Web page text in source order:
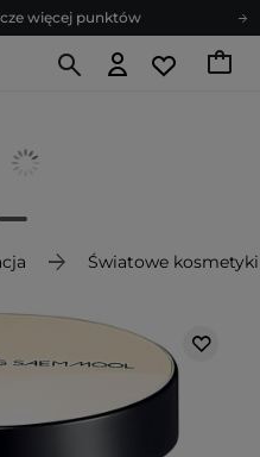
więcej punktów
pełen porad
więcej punktów
Światowe kosmetyki